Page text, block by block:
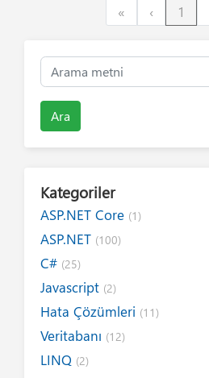
«First ‹Previous
1
Ara
Kategoriler
ASP.NET Core (1)
ASP.NET (100)
C# (25)
Javascript (2)
Hata Çözümleri (11)
Veritabanı (12)
LINQ (2)